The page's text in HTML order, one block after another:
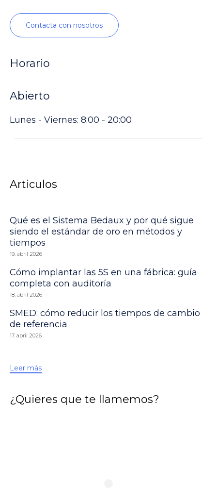
Contacta con nosotros
Horario
Abierto
Lunes - Viernes: 8:00 - 20:00
Articulos
Qué es el Sistema Bedaux y por qué sigue
siendo el estándar de oro en métodos y
tiempos
19. abril 2026
Cómo implantar las 5S en una fábrica: guía
completa con auditoría
18. abril 2026
SMED: cómo reducir los tiempos de cambio
de referencia
17. abril 2026
Leer más
¿Quieres que te llamemos?